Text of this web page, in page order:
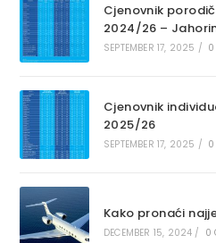
Cjenovnik
2024/26 –
SEPTEMBER 17, 2025 / 0
Cjenovnik
2025/26
SEPTEMBER 17, 2025 / 0
Kako pronaći
DECEMBER 15, 2024 / 0